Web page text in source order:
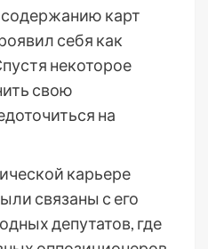
карт
себя как
некоторое
свою
на
карьере
связаны с его
депутатов, где